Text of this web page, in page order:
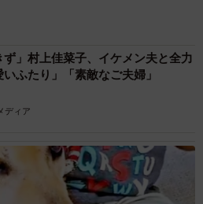
ず」村上佳菜子、イケメン夫と全力
ふたり」「素敵なご夫婦」
ディア